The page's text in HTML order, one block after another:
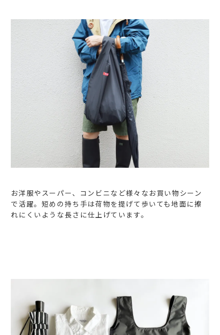
お洋服やスーパー、コンビニなど様々なお買い物シーン
で活躍。短めの持ち手は荷物を提げて歩いても地面に擦
れにくいような長さに仕上げています。